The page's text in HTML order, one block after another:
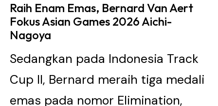
Raih Enam Emas, Bernard Van Aert
Fokus Asian Games 2026 Aichi-
Nagoya
Sedangkan pada Indonesia Track
Cup II, Bernard meraih tiga medali
emas pada nomor Elimination,